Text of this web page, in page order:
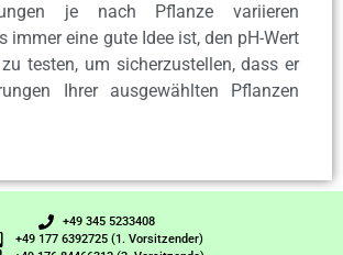
je nach Pflanze variieren
immer eine gute Idee ist, den pH-Wert
zu testen, um sicherzustellen, dass er
Ihrer ausgewählten Pflanzen
+49 345 5233408
+49 177 6392725 (1. Vorsitzender)